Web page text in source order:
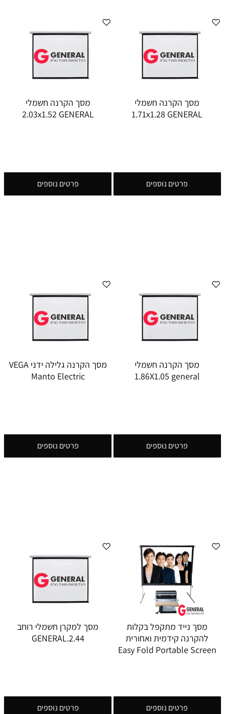
מסך הקרנה חשמלי
1.71x1.28 GENERAL
פרטים נוספים
מסך הקרנה חשמלי
2.03x1.52 GENERAL
פרטים נוספים
מסך הקרנה חשמלי
1.86X1.05 general
פרטים נוספים
מסך הקרנה גלילה ידני VEGA
Manto Electric
פרטים נוספים
מסך נייד מתקפל בקלות
להקרנה קידמית ואחורית
Easy Fold Portable Screen
פרטים נוספים
מסך למקרן חשמלי רוחב
2.44.GENERAL
פרטים נוספים